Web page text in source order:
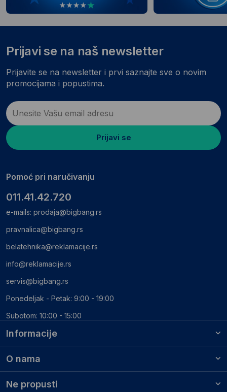
Informacije
O nama
Ne propusti
Prijavi se na naš newsletter
Prijavite se na newsletter i prvi saznajte sve o novim
promocijama i popustima.
Prijavi se
Pomoć pri naručivanju
011.41.42.720
e-mails: prodaja@bigbang.rs
pravnalica@bigbang.rs
belatehnika@reklamacije.rs
info@reklamacije.rs
servis@bigbang.rs
Ponedeljak - Petak: 9:00 - 19:00
Subotom: 10:00 - 15:00